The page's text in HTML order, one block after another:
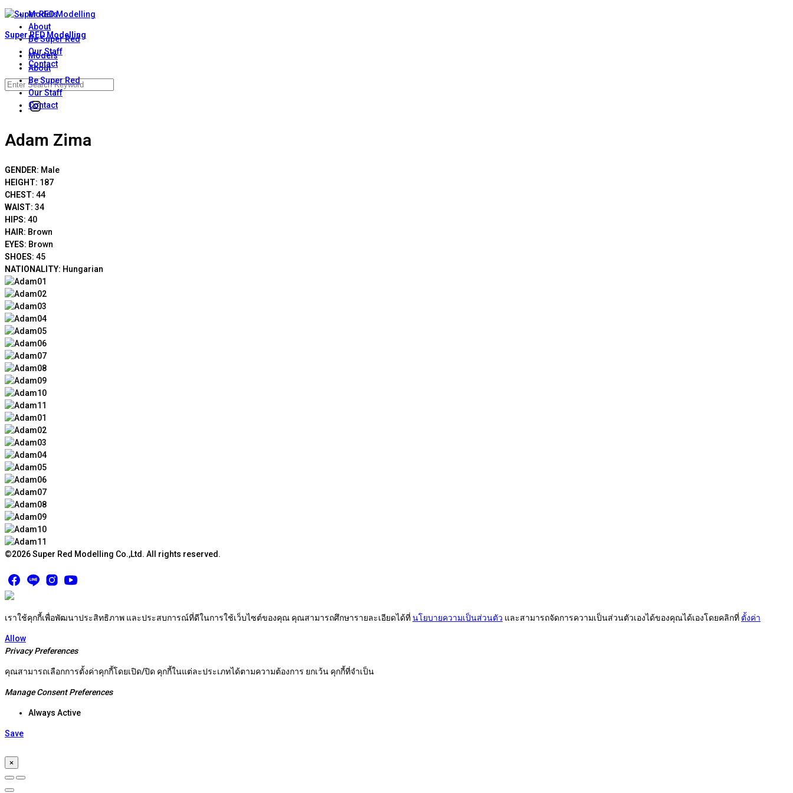
Skip
content
Super RED Modelling
Models
About
Be Super Red
Our Staff
Contact
Models
About
Be Super Red
Our Staff
Contact
Search
Instagram
Adam Zima
GENDER: Male
HEIGHT: 187
CHEST: 44
WAIST: 34
HIPS: 40
HAIR: Brown
EYES: Brown
SHOES: 45
NATIONALITY: Hungarian
©2026 Super Red Modelling Co.,Ltd. All rights reserved.
เราใช้คุกกี้เพื่อพัฒนาประสิทธิภาพ และประสบการณ์ที่ดีในการใช้เว็บไซต์ของคุณ คุณสามารถศึกษารายละเอียดได้ที่นโยบายความเป็นส่วนตัว และสามารถจัดการความเป็นส่วนตัวเองได้ของคุณได้เองโดยคลิกที่ ตั้งค่า
Allow
Privacy Preferences
คุณสามารถเลือกการตั้งค่าคุกกี้โดยเปิด/ปิด คุกกี้ในแต่ละประเภทได้ตามความต้องการ ยกเว้น คุกกี้ที่จำเป็น
Manage Consent Preferences
Always Active
Save
×